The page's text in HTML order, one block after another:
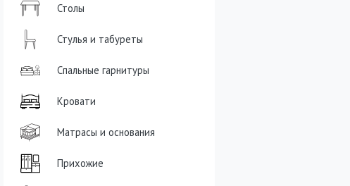
Столы
Стулья и табуреты
Спальные гарнитуры
Кровати
Матрасы и основания
Прихожие